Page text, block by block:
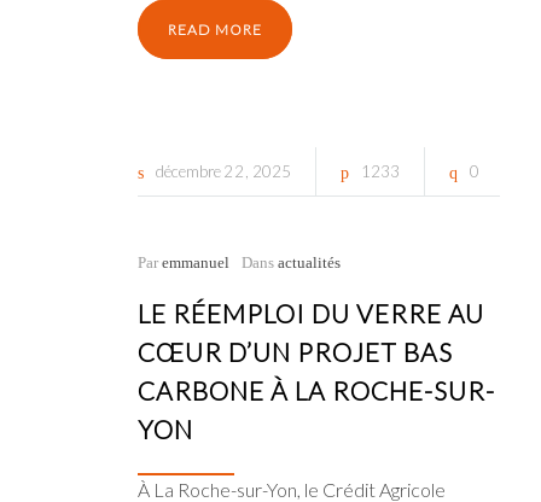
READ MORE
décembre22 2025 1233 0
Par emmanuel Dans actualités
LE RÉEMPLOI DU VERRE AU
CŒUR D’UN PROJET BAS
CARBONE À LA ROCHE-SUR-
YON
À La Roche-sur-Yon, le Crédit Agricole